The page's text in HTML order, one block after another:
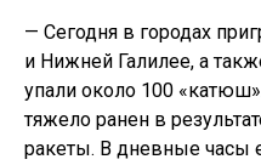
— Сегодня в городах
и Нижней Галилее, а
упали около 100
тяжело ранен в
ракеты. В дневные часы